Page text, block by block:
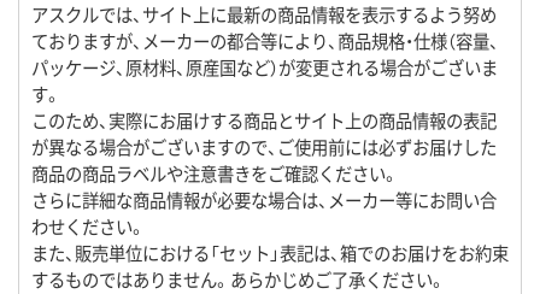
アスクルでは、サイト上に最新の商品情報を表示するよう努め
ておりますが、メーカーの都合等により、商品規格・仕様（容量、
パッケージ、原材料、原産国など）が変更される場合がございま
す。
このため、実際にお届けする商品とサイト上の商品情報の表記
が異なる場合がございますので、ご使用前には必ずお届けした
商品の商品ラベルや注意書きをご確認ください。
さらに詳細な商品情報が必要な場合は、メーカー等にお問い合
わせください。
また、販売単位における「セット」表記は、箱でのお届けをお約束
するものではありません。あらかじめご了承ください。